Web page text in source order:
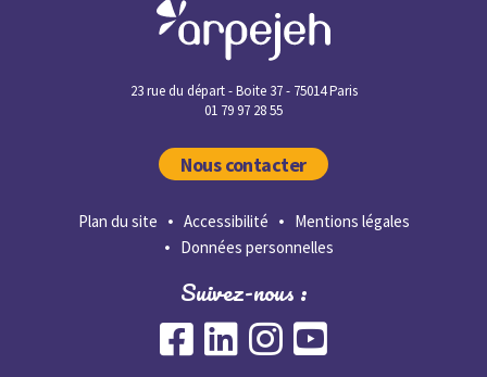
23 rue du départ - Boite 37 - 75014 Paris
01 79 97 28 55
Nous contacter
Plan du site Accessibilité
Mentions légales
Données personnelles
Suivez-nous :